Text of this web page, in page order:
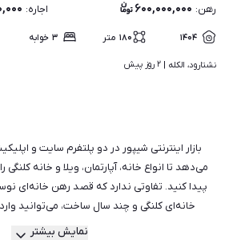
رهن: ۶۰۰,۰۰۰,۰۰۰ اجاره:
۱۴۰۴ ۱۸۰ متر ۳ خوابه
نشتارود، الکله | ۲ روز پیش
بازار اینترنتی شیپور در دو پلتفرم سایت و
می‌دهد تا انواع خانه، آپارتمان، ویلا و خانه کلنگی
پیدا کنید. تفاوتی ندارد که قصد رهن خانه‌ای نوساز
خانه‌ای کلنگی و چند سال ساخت، می‌توانید
جست‌وجو میان هزاران آگهی فعال، مناسب‌ترین
نمایش بیشتر